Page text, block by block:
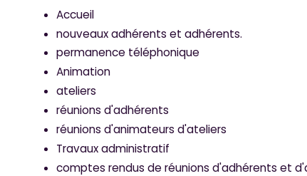
Accueil
nouveaux adhérents et adhérents.
permanence téléphonique
Animation
ateliers
réunions d'adhérents
réunions d'animateurs d'ateliers
Travaux administratif
comptes rendus de réunions d'adhérents et